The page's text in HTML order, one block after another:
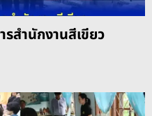
สำนักงานสีเขียว